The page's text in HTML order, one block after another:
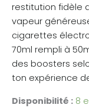
restitution fidèle
vapeur
cigarettes
70ml rempli à
des boosters
ton expérience
Disponibilité : 8